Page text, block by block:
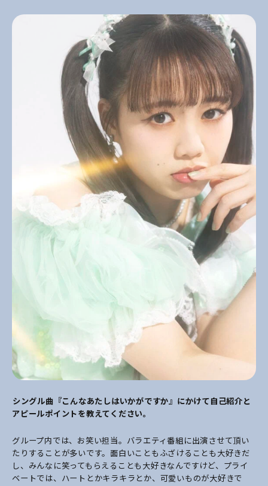
――シングル曲『こんなあたしはいかがですか』にかけて自己紹介と
アピールポイントを教えてください。
グループ内では、お笑い担当。バラエティ番組に出演させて頂い
たりすることが多いです。面白いこともふざけることも大好きだ
し、みんなに笑ってもらえることも大好きなんですけど、プライ
ベートでは、ハートとかキラキラとか、可愛いものが大好きで